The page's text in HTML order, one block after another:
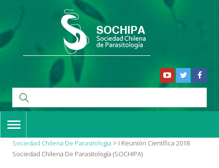
TOGGLE
NAVIGATION
Sociedad Chilena De Parasitologia > I Reunión Científica 2018
Sociedad Chilena De Parasitología (SOCHIPA)